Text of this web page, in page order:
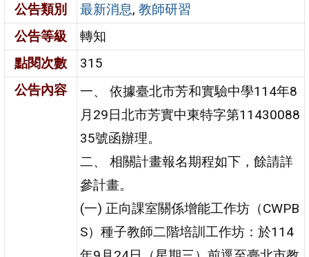
公告類別
最新消息,教師研習
公告等級
轉知
點閱次數
315
公告內容
一、 依據臺北市芳和實驗中學114年8
月29日北市芳實中東特字第11430088
35號函辦理。
二、 相關計畫報名期程如下，餘請詳
參計畫。
(一) 正向課室關係增能工作坊（CWPB
S）種子教師二階培訓工作坊：於114